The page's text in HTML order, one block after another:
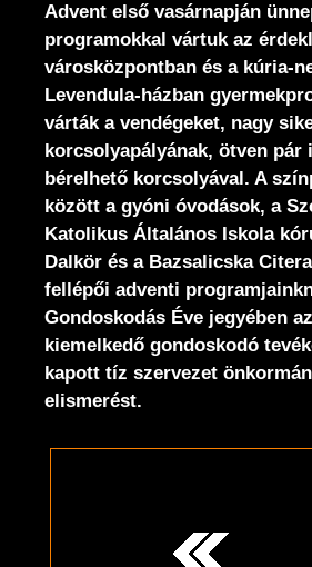
Advent első vasárnapján
programokkal vártuk az
városközpontban és a kúria-
Levendula-házban
várták a vendégeket, nagy
korcsolyapályának, ötven pár
bérelhető korcsolyával. A
között a gyóni óvodások, a
Katolikus Általános Iskola
Dalkör és a Bazsalicska
fellépői adventi
Gondoskodás Éve jegyében
kiemelkedő gondoskodó
kapott tíz szervezet
elismerést.